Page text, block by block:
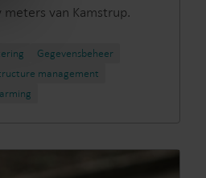
van Kamstrup.
Gegevensbeheer
management